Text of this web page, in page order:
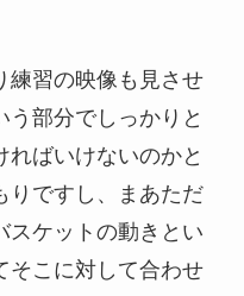
練習の映像も見させ
う部分でしっかりと
ればいけないのかと
りですし、まあただ
スケットの動きとい
そこに対して合わせ